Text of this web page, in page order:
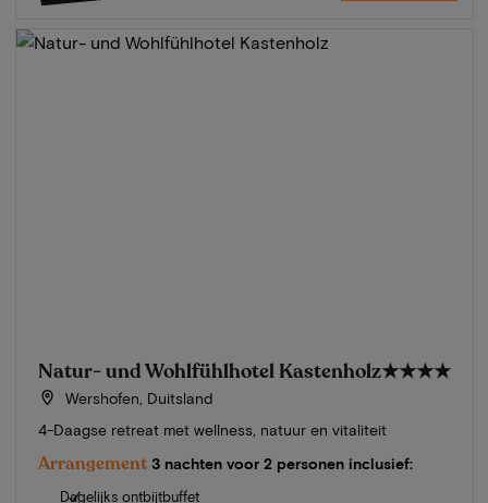
Natur- und Wohlfühlhotel Kastenholz★★★★
Wershofen, Duitsland
4-Daagse retreat met wellness, natuur en vitaliteit
Arrangement 3 nachten voor 2 personen inclusief:
Dagelijks ontbijtbuffet